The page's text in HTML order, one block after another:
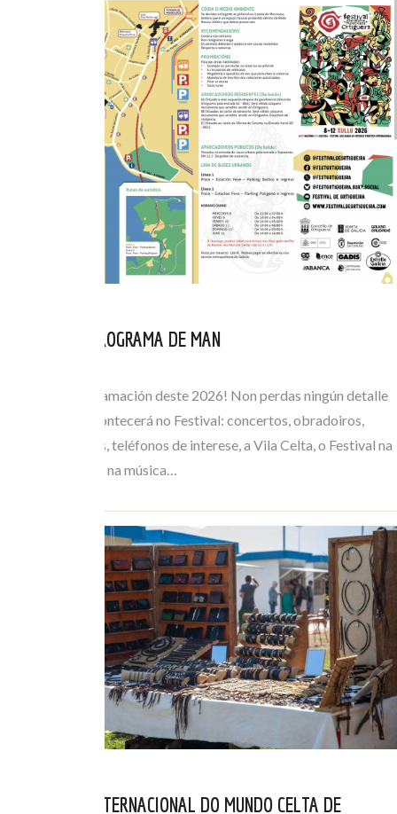
CONSULTA O PROGRAMA DE MAN
Consulta a programación deste 2026! Non perdas ningún detalle
de todo o que acontecerá no Festival: concertos, obradoiros,
horarios de buses, teléfonos de interese, a Vila Celta, o Festival na
Rúa… Mergúllate na música…
EL FESTIVAL INTERNACIONAL DO MUNDO CELTA DE